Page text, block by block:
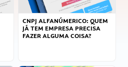
CNPJ ALFANÚMERICO: QUEM
JÁ TEM EMPRESA PRECISA
FAZER ALGUMA COISA?